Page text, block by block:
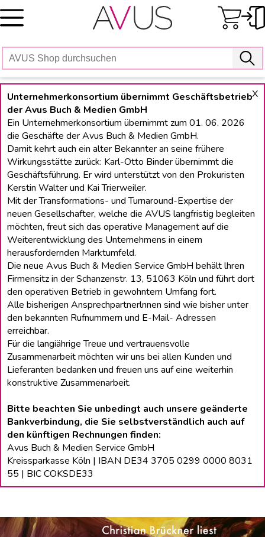
Skip
to
X
Unternehmerkonsortium übernimmt Geschäftsbetrieb
der Avus Buch & Medien GmbH
Ein Unternehmerkonsortium übernimmt zum 01. 06. 2026
die Geschäfte der Avus Buch & Medien GmbH.
Damit kehrt auch ein alter Bekannter an seine frühere
Wirkungsstätte zurück: Karl-Otto Binder übernimmt die
Geschäftsführung. Er wird unterstützt von den Prokuristen
Kerstin Walter und Kai Trierweiler.
Mit der Transformations- und Turnaround-Expertise der
neuen Gesellschafter, welche die AVUS langfristig begleiten
möchten, freut sich das operative Management auf die
Weiterentwicklung des Unternehmens in einem
herausfordernden Marktumfeld.
Die neue Avus Buch & Medien Service GmbH behält lhren
Firmensitz in der Schanzenstr. 13, 51063 Köln und führt dort
den operativen Betrieb in gewohntem Umfang fort.
Alle bisherigen Ansprechpartnerlnnen sind wie bisher unter
den bekannten Rufnummern und E-Mail- Adressen
erreichbar.
Für die langiährige Treue und vertrauensvolle
Zusammenarbeit möchten wir uns bei allen Kunden und
Lieferanten bedanken und freuen uns auf eine weiterhin
konstruktive Zusammenarbeit.
Bitte beachten Sie unbedingt auch unsere geänderte
Bankverbindung, die Sie selbstverständlich auch auf
den künftigen Rechnungen finden:
Avus Buch & Medien Service GmbH
Kreissparkasse Köln | IBAN DE34 3705 0299 0000 8031
55 | BIC COKSDE33